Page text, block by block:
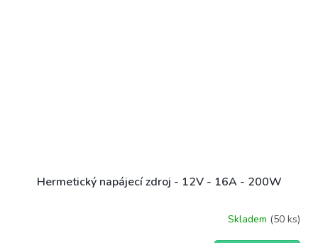
Hermetický napájecí zdroj - 12V - 16A - 200W
Skladem (50 ks)